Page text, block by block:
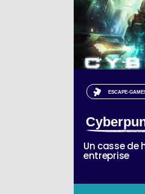
ESCAPE-
Un casse de
entreprise